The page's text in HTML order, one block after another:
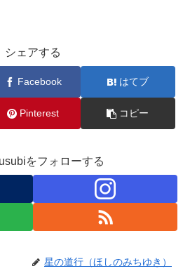
シェアする
Facebook はてブ
Pinterest コピー
をフォローする
星の道行（ほしのみちゆき）